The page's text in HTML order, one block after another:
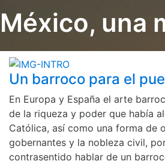
México, una
Un barroco para el
En Europa y España el arte
de la riqueza y poder que había
Católica, así como una forma de
gobernantes y la nobleza civil,
contrasentido hablar de un